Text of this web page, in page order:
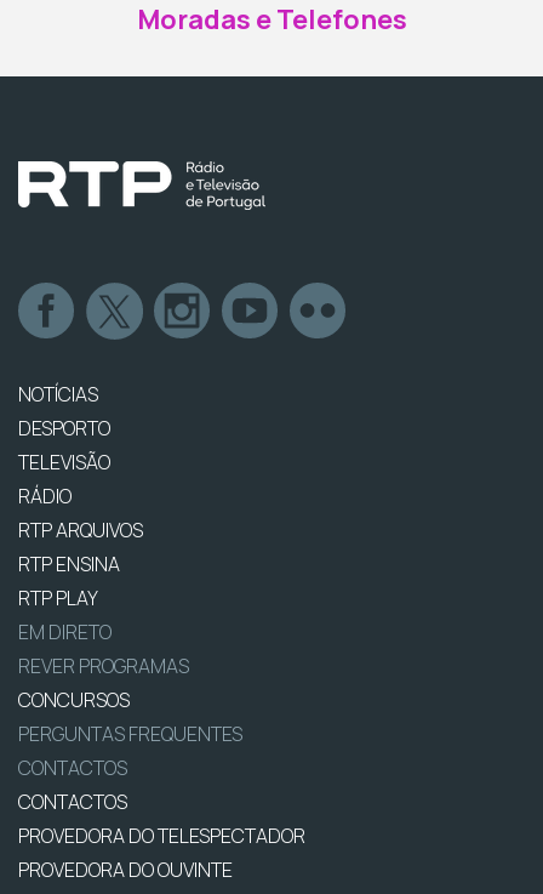
Moradas e Telefones
NOTÍCIAS
DESPORTO
TELEVISÃO
RÁDIO
RTP ARQUIVOS
RTP ENSINA
RTP PLAY
EM DIRETO
REVER PROGRAMAS
CONCURSOS
PERGUNTAS FREQUENTES
CONTACTOS
CONTACTOS
PROVEDORA DO TELESPECTADOR
PROVEDORA DO OUVINTE